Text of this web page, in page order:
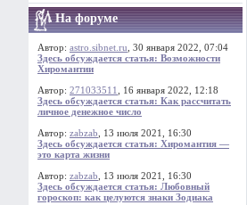
На форуме
Автор: astro.sibnet.ru , 30 января 2022, 07:04
Здесь обсуждается статья: Возможности
Хиромантии
Автор: 271033511
, 16 января 2022, 12:18
Здесь обсуждается статья: Как рассчитать
личное денежное число
Автор: zabzab , 13 июля 2021, 16:30
Здесь обсуждается статья: Хиромантия —
это карта жизни
Автор: zabzab , 13 июля 2021, 16:30
Здесь обсуждается статья: Любовный
гороскоп: как целуются знаки Зодиака